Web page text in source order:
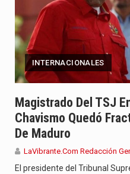
INTERNACIONALES
Magistrado Del TSJ
Chavismo Quedó
De Maduro
LaVibrante.Com Redacción
El presidente del Tribunal